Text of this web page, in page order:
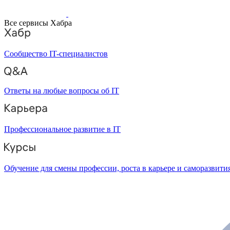
Все сервисы Хабра
Сообщество IT-специалистов
Ответы на любые вопросы об IT
Профессиональное развитие в IT
Обучение для смены профессии, роста в карьере и